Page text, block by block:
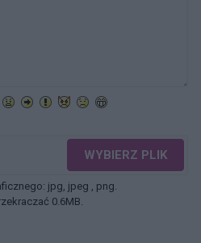
WYBIERZ PLIK
jpg, jpeg , png.
0.6MB.